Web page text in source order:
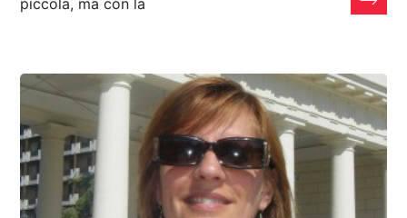
piccola, ma con la